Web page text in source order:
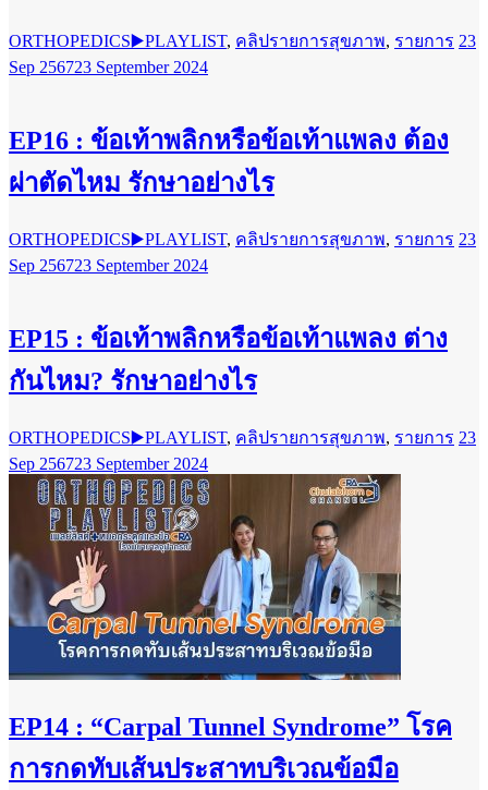
ORTHOPEDICS▶️PLAYLIST, คลิปรายการสุขภาพ, รายการ 23
Sep 256723 September 2024
EP16 : ข้อเท้าพลิกหรือข้อเท้าแพลง ต้อง
ผ่าตัดไหม รักษาอย่างไร
ORTHOPEDICS▶️PLAYLIST, คลิปรายการสุขภาพ, รายการ 23
Sep 256723 September 2024
EP15 : ข้อเท้าพลิกหรือข้อเท้าแพลง ต่าง
กันไหม? รักษาอย่างไร
ORTHOPEDICS▶️PLAYLIST, คลิปรายการสุขภาพ, รายการ 23
Sep 256723 September 2024
EP14 : “Carpal Tunnel Syndrome” โรค
การกดทับเส้นประสาทบริเวณข้อมือ